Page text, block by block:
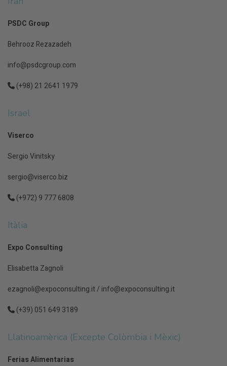
PSDC Group
Behrooz Rezazadeh
info@psdcgroup.com
(+98) 21 2641 1979
Israel
Viserco
Sergio Vinitsky
sergio@viserco.biz
(+972) 9 777 6808
Itàlia
Expo Consulting
Elisabetta Zagnoli
ezagnoli@expoconsulting.it/ info@expoconsulting.it
(+39) 051 649 3189
Llatinoamèrica (Excepte Colòmbia i Mèxic)
Ferias Alimentarias